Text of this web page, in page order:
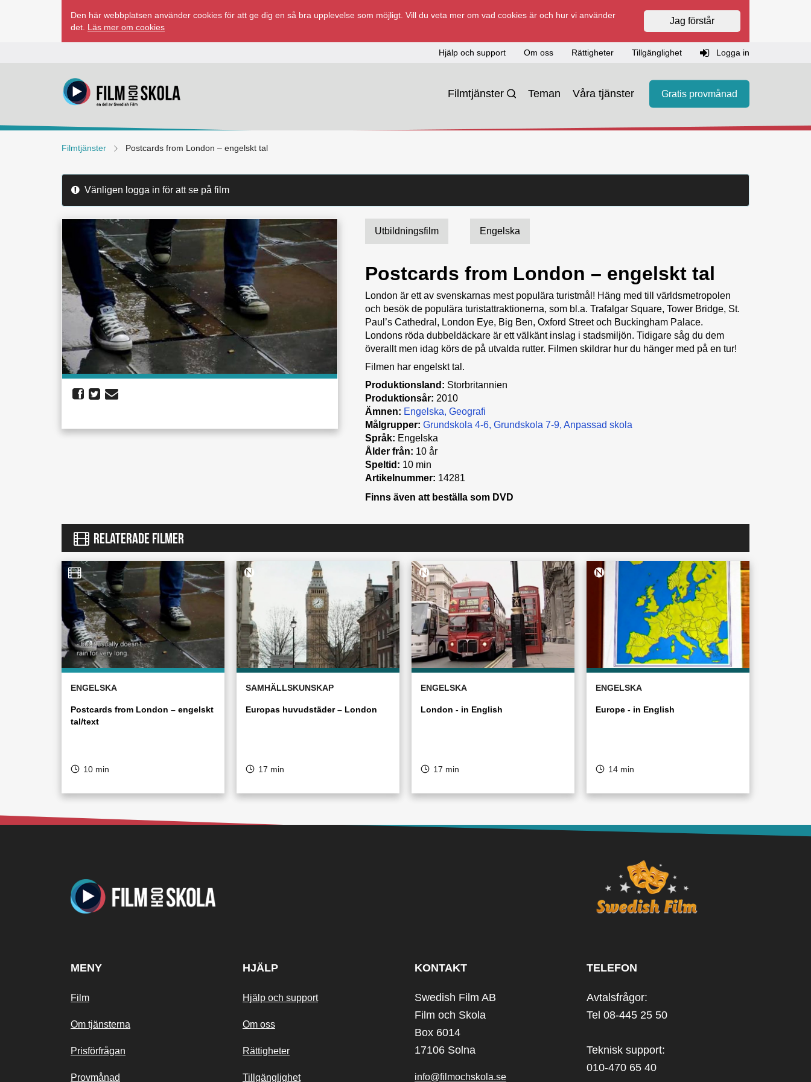
Den här webbplatsen använder cookies för att ge dig en så bra upplevelse som möjligt. Vill du veta mer om vad cookies är och hur vi använder
det. Läs mer om cookies
Jag förstår
Hjälp och support Om oss Rättigheter Tillgänglighet Logga in
Filmtjänster Teman Våra tjänster Gratis provmånad
Filmtjänster Postcards from London – engelskt tal
Vänligen logga in för att se på film
Utbildningsfilm Engelska
Postcards from London – engelskt tal
London är ett av svenskarnas mest populära turistmål! Häng med till världsmetropolen
och besök de populära turistattraktionerna, som bl.a. Trafalgar Square, Tower Bridge, St.
Paul’s Cathedral, London Eye, Big Ben, Oxford Street och Buckingham Palace.
Londons röda dubbeldäckare är ett välkänt inslag i stadsmiljön. Tidigare såg du dem
överallt men idag körs de på utvalda rutter. Filmen skildrar hur du hänger med på en tur!
Filmen har engelskt tal.
Produktionsland: Storbritannien
Produktionsår: 2010
Ämnen: Engelska Geografi
Målgrupper: Grundskola 4-6 Grundskola 7-9 Anpassad skola
Språk: Engelska
Ålder från: 10 år
Speltid: 10 min
Artikelnummer: 14281
Finns även att beställa som DVD
RELATERADE FILMER
ENGELSKA
Postcards from London – engelskt
tal/text
10 min
SAMHÄLLSKUNSKAP
Europas huvudstäder – London
17 min
ENGELSKA
London - in English
17 min
ENGELSKA
Europe - in English
14 min
MENY
Film
Om tjänsterna
Prisförfrågan
Provmånad
HJÄLP
Hjälp och support
Om oss
Rättigheter
Tillgänglighet
KONTAKT
Swedish Film AB
Film och Skola
Box 6014
17106 Solna
info@filmochskola.se
TELEFON
Avtalsfrågor:
Tel 08-445 25 50
Teknisk support:
010-470 65 40